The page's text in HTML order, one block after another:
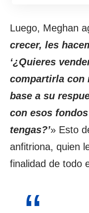
Luego, Meghan
crecer, les
‘¿Quieres
compartirla con
base a su
con esos
tengas?’» Esto
anfitriona, quien
finalidad de todo